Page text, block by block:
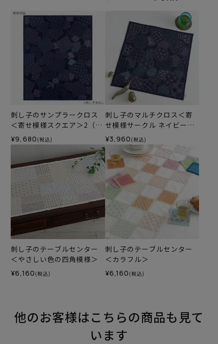
刺し子のサンプラークロス
＜寄せ模様スクエア＞2（刺
し子糸なし）
¥9,680 (税込)
刺し子のマルチクロス＜寄
せ模様サークル ネイビー＞
（刺し子糸なし）
¥3,960 (税込)
刺し子のテーブルセンター
＜やさしい色の四角模様＞
¥6,160 (税込)
刺し子のテーブルセンター
＜カラフル＞
¥6,160 (税込)
他のお客様はこちらの商品も見て
います